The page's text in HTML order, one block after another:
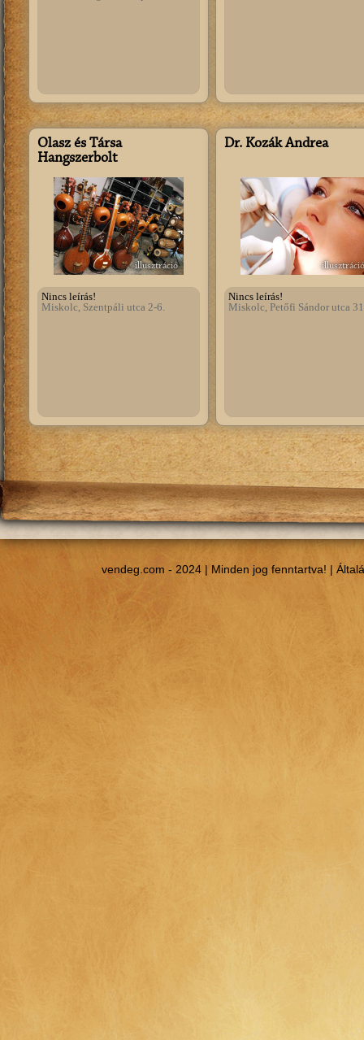
Olasz és Társa
Hangszerbolt
illusztráció
Nincs leírás!
Miskolc, Szentpáli utca 2-6.
Dr. Kozák Andrea
illusztráció
Nincs leírás!
Miskolc, Petőfi Sándor utca
vendeg.com - 2024 | Minden jog fenntartva! |